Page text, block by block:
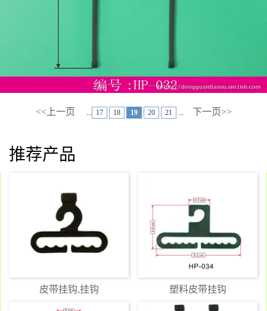
<<上一页 ... 17 18 19 20 21 ... 下一页>>
推荐产品
皮带挂钩,挂钩 塑料皮带挂钩